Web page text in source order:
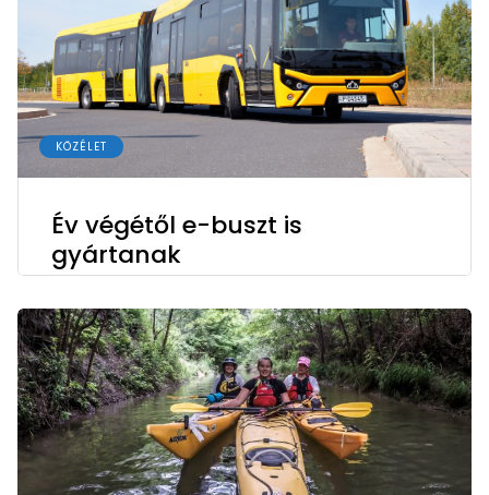
KÖZÉLET
Év végétől e-buszt is
gyártanak